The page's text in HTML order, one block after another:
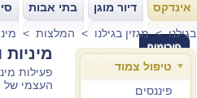
אינדקס דיור מוגן בתי אבות
בגילנו>מגזין בגילנו > המלצות >
טיפול צמוד
פיננסים
פעילות
העצמי של